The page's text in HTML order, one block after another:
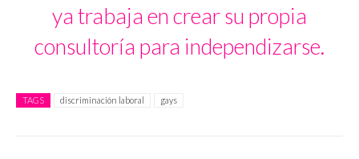
ya trabaja en crear su propia
consultoría para independizarse.
TAGS discriminación laboral gays